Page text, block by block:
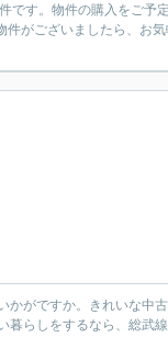
です。物件の購入をご予
がございましたら、お
がですか。きれいな中
らしをするなら、総武